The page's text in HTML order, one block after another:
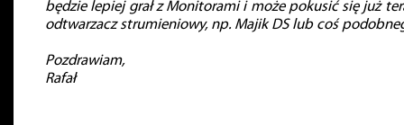
będzie lepiej grał z Monitorami i może pokusić się już
odtwarzacz strumieniowy, np. Majik DS lub coś
Pozdrawiam,
Rafał